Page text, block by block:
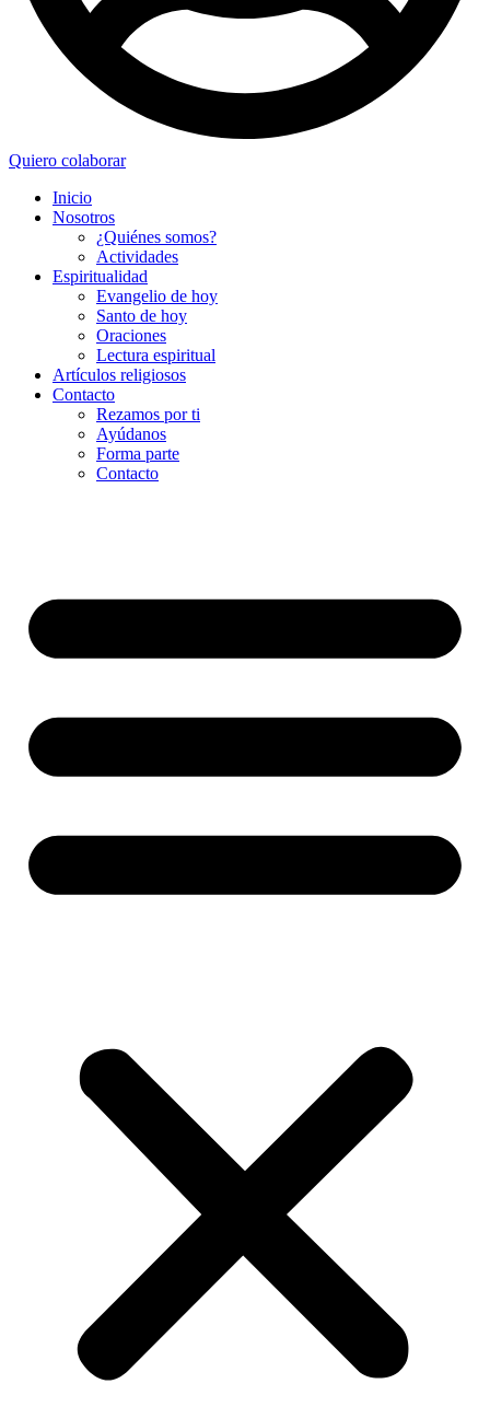
Quiero colaborar
Inicio
Nosotros
¿Quiénes somos?
Actividades
Espiritualidad
Evangelio de hoy
Santo de hoy
Oraciones
Lectura espiritual
Artículos religiosos
Contacto
Rezamos por ti
Ayúdanos
Forma parte
Contacto